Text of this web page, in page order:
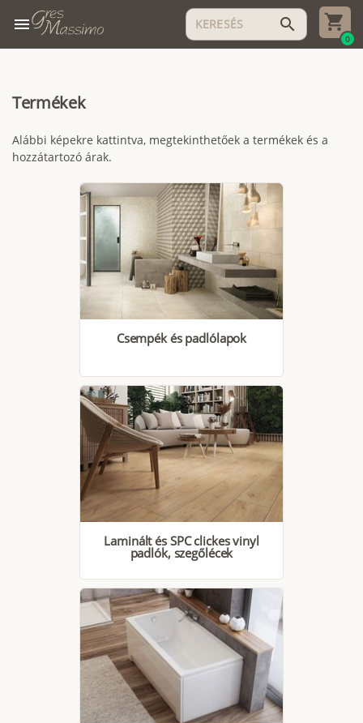
menu search
0
Termékek
Alábbi képekre kattintva, megtekinthetőek a termékek és a
hozzátartozó árak.
Csempék és padlólapok
Laminált és SPC clickes vinyl
padlók, szegőlécek